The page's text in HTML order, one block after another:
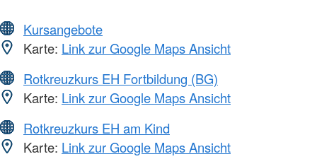
Kursangebote
Karte: Link zur Google Maps Ansicht
Rotkreuzkurs EH Fortbildung (BG)
Karte: Link zur Google Maps Ansicht
Rotkreuzkurs EH am Kind
Karte: Link zur Google Maps Ansicht